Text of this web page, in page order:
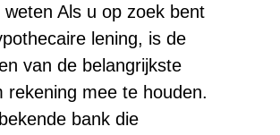
Als u op zoek bent
lening, is de
van de belangrijkste
rekening mee te houden.
bank die